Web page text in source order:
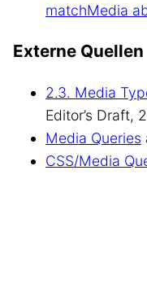
matchMedia
Externe Quellen
2.3. Media
Editor’s Draft,
Media Queries
CSS/Media